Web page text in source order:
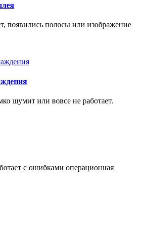
появились полосы или изображение
шумит или вовсе не работает.
с ошибками операционная